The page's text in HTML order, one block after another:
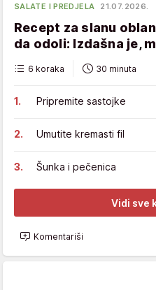
SALATE I PREDJELA 21.07.2026.
Recept za slanu
da odoli: Izdašna je,
6 koraka 30 minuta
Pripremite sastojke
Umutite kremasti fil
Šunka i pečenica
Vidi sve
Komentariši